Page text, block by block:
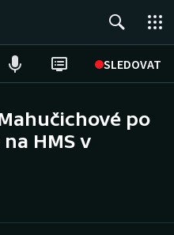
SLEDOVAT
po
HMS v